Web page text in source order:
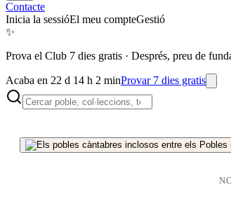
Contacte
Inicia la sessióEl meu compteGestió
✨
Prova el Club 7 dies gratis · Després, preu de
Acaba en 22 d 14 h 2 minProvar 7 dies gratis